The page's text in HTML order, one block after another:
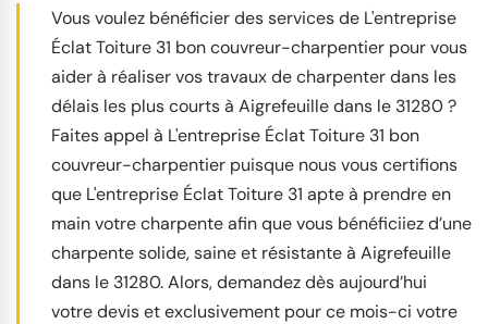
Vous voulez bénéficier des services de L'entreprise
Éclat Toiture 31 bon couvreur-charpentier pour vous
aider à réaliser vos travaux de charpenter dans les
délais les plus courts à Aigrefeuille dans le 31280 ?
Faites appel à L'entreprise Éclat Toiture 31 bon
couvreur-charpentier puisque nous vous certifions
que L'entreprise Éclat Toiture 31 apte à prendre en
main votre charpente afin que vous bénéficiiez d’une
charpente solide, saine et résistante à Aigrefeuille
dans le 31280. Alors, demandez dès aujourd’hui
votre devis et exclusivement pour ce mois-ci votre